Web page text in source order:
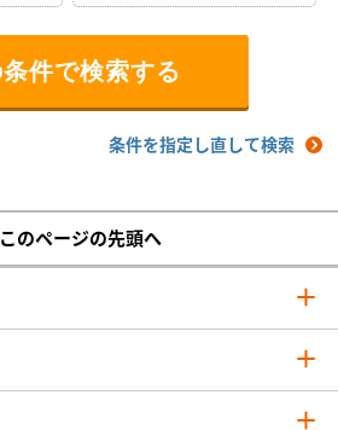
条件を指定し直して検索
このページの先頭へ